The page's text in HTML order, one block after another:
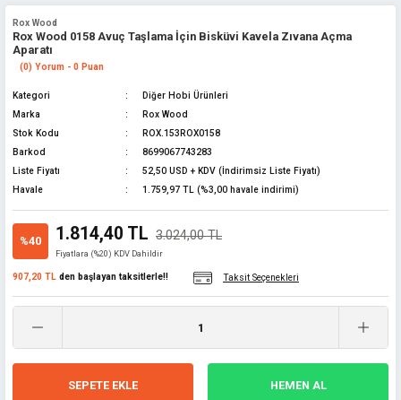
Rox Wood
Rox Wood 0158 Avuç Taşlama İçin Bisküvi Kavela Zıvana Açma
Aparatı
(0) Yorum - 0 Puan
Kategori
Diğer Hobi Ürünleri
Marka
Rox Wood
Stok Kodu
ROX.153ROX0158
Barkod
8699067743283
Liste Fiyatı
52,50 USD + KDV (İndirimsiz Liste Fiyatı)
Havale
1.759,97 TL (%3,00 havale indirimi)
%40 1.814,40 TL 3.024,00 TL
Fiyatlara (%20) KDV Dahildir
907,20 TL den başlayan taksitlerle!! Taksit Seçenekleri
SEPETE EKLE HEMEN AL